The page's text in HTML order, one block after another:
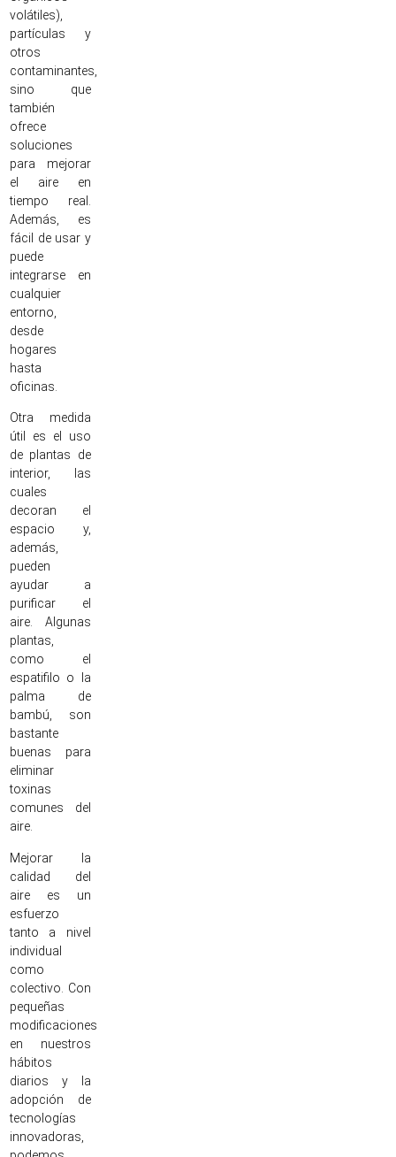
volátiles),
partículas y
otros
contaminantes,
sino que
también
ofrece
soluciones
para mejorar
el aire en
tiempo real.
Además, es
fácil de usar y
puede
integrarse en
cualquier
entorno,
desde
hogares
hasta
oficinas.
Otra medida
útil es el uso
de plantas de
interior, las
cuales
decoran el
espacio y,
además,
pueden
ayudar a
purificar el
aire. Algunas
plantas,
como el
espatifilo o la
palma de
bambú, son
bastante
buenas para
eliminar
toxinas
comunes del
aire.
Mejorar la
calidad del
aire es un
esfuerzo
tanto a nivel
individual
como
colectivo. Con
pequeñas
modificaciones
en nuestros
hábitos
diarios y la
adopción de
tecnologías
innovadoras,